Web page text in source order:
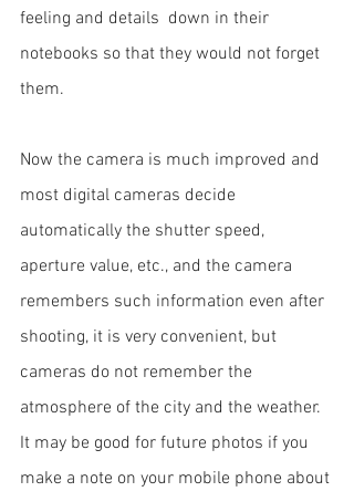
feeling and details  down in their
notebooks so that they would not forget
them.
Now the camera is much improved and
most digital cameras decide
automatically the shutter speed,
aperture value, etc., and the camera
remembers such information even after
shooting, it is very convenient, but
cameras do not remember the
atmosphere of the city and the weather.
It may be good for future photos if you
make a note on your mobile phone about